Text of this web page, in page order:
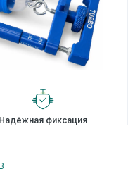
фиксация